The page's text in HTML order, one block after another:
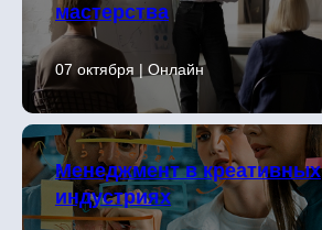
мастерства
07 октября | Онлайн
Менеджмент в креативных
индустриях